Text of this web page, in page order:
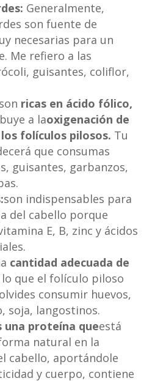
Generalmente,
son fuente de
necesarias para un
Me refiero a las
guisantes, coliflor,
son ricas en ácido fólico,
a laoxigenación de
folículos pilosos. Tu
que consumas
guisantes, garbanzos,
son indispensables para
del cabello porque
E, B, zinc y ácidos
cantidad adecuada de
que el folículo piloso
consumir huevos,
soja, langostinos.
una proteína queestá
natural en la
cabello, aportándole
y cuerpo, contiene